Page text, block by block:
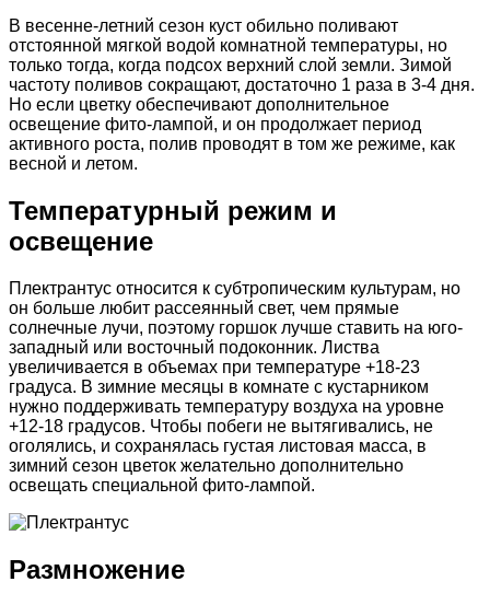
В весенне-летний сезон куст обильно поливают
отстоянной мягкой водой комнатной температуры, но
только тогда, когда подсох верхний слой земли. Зимой
частоту поливов сокращают, достаточно 1 раза в 3-4 дня.
Но если цветку обеспечивают дополнительное
освещение фито-лампой, и он продолжает период
активного роста, полив проводят в том же режиме, как
весной и летом.
Температурный режим и
освещение
Плектрантус относится к субтропическим культурам, но
он больше любит рассеянный свет, чем прямые
солнечные лучи, поэтому горшок лучше ставить на юго-
западный или восточный подоконник. Листва
увеличивается в объемах при температуре +18-23
градуса. В зимние месяцы в комнате с кустарником
нужно поддерживать температуру воздуха на уровне
+12-18 градусов. Чтобы побеги не вытягивались, не
оголялись, и сохранялась густая листовая масса, в
зимний сезон цветок желательно дополнительно
освещать специальной фито-лампой.
Размножение